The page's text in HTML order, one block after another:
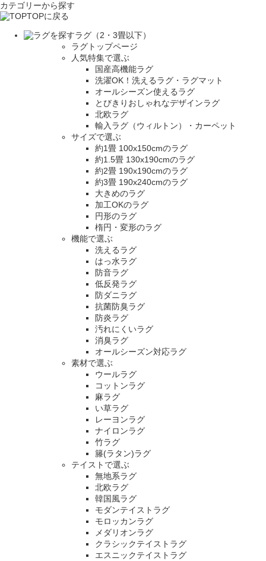
カテゴリーから探す
TOPに戻る
ラグ（2・3畳以下）
ラグトップページ
人気特集で選ぶ
国産高機能ラグ
洗濯OK！洗えるラグ・ラグマット
オールシーズン使えるラグ
とびきりおしゃれなデザインラグ
北欧ラグ
輸入ラグ（ウィルトン）・カーペット
サイズで選ぶ
約1畳 100x150cmのラグ
約1.5畳 130x190cmのラグ
約2畳 190x190cmのラグ
約3畳 190x240cmのラグ
大きめのラグ
加工OKのラグ
円形のラグ
楕円・変形のラグ
機能で選ぶ
洗えるラグ
はっ水ラグ
防音ラグ
低反発ラグ
防ダニラグ
抗菌防臭ラグ
防炎ラグ
汚れにくいラグ
消臭ラグ
オールシーズン対応ラグ
素材で選ぶ
ウールラグ
コットンラグ
麻ラグ
い草ラグ
レーヨンラグ
ナイロンラグ
竹ラグ
籐(ラタン)ラグ
テイストで選ぶ
無地系ラグ
北欧ラグ
韓国風ラグ
モダンテイストラグ
モロッカンラグ
メダリオンラグ
クラシックテイストラグ
エスニックテイストラグ